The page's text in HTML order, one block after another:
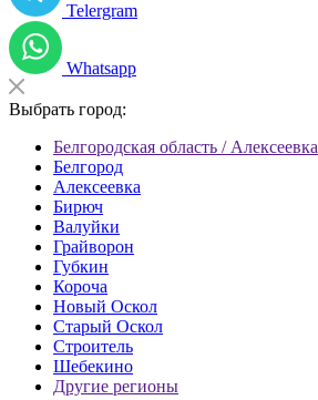
Telergram
Whatsapp
Выбрать город:
Белгородская область / Алексеевка
Белгород
Алексеевка
Бирюч
Валуйки
Грайворон
Губкин
Короча
Новый Оскол
Старый Оскол
Строитель
Шебекино
Другие регионы